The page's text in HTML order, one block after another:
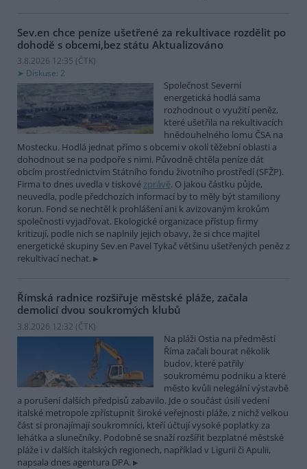
Sev.en chce peníze ušetřené za rekultivace rozdělit po
dohodě s obcemi,bez státu Aktualizováno
3.8.2026 12:35 (ČTK)
Diskuse: 2
Společnost Severní
energetická hodlá sama
rozhodnout o využití peněz,
které ušetřila na rekultivacích
hnědouhelného lomu ČSA na
Mostecku. Hodlá jednat přímo s obcemi v okolí těžební oblasti a
dohodnout se na podpoře s nimi. Původně chtěla peníze dát
obcím prostřednictvím Státního fondu životního prostředí (SFŽP).
Firma to dnes uvedla v tiskovézprávě. O jakou částku půjde,
neuvedla, podle předchozích informací by to měly být stamiliony
korun. Fond se nechtěl k prohlášení ani k avizovaným krokům
společnosti vyjadřovat. Ekologické organizace přístup firmy
kritizují, podle nich se naplnily jejich obavy, že si chce majitel
energetické skupiny Sev.en Pavel Tykač většinu ušetřených peněz z
rekultivací nechat.
Římská radnice rozšiřuje městské pláže, začala
demolicí dvou soukromých klubů
3.8.2026 12:32 (ČTK)
Na pláži Ostia na předměstí
Říma začali bourat několik
budov, které patřily
soukromému podniku a které
město kvůli nelegální výstavbě
a porušení dalších předpisů zabavilo. Jde o součást úsilí vedení
italské metropole zpřístupnit široké veřejnosti pláže, z nichž velkou
část si pronajímají soukromníci, kteří účtují vysoké poplatky za
lehátka a slunečníky. Podobně se snaží rozšířit bezplatné městské
pláže i v dalších italských regionech, například v Ligurii či Apulii,
napsala dnes agentura DPA.